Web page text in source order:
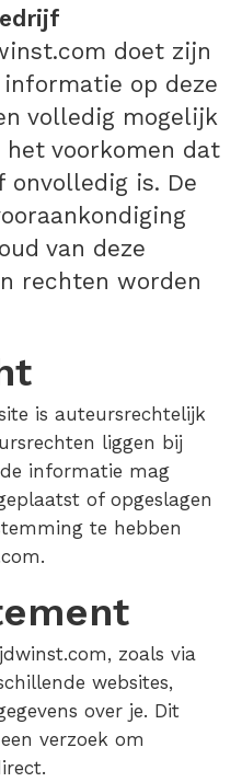
doet zijn
op deze
volledig mogelijk
het voorkomen dat
is. De
van deze
rechten worden
is auteursrechtelijk
liggen bij
informatie mag
of opgeslagen
te hebben
zoals via
websites,
over je. Dit
verzoek om